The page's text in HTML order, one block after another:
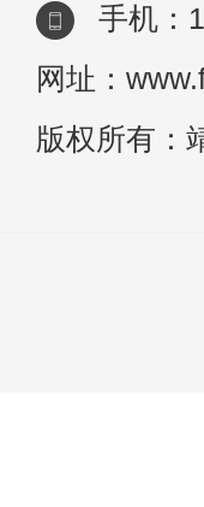
手机：
网址：
版权所有：